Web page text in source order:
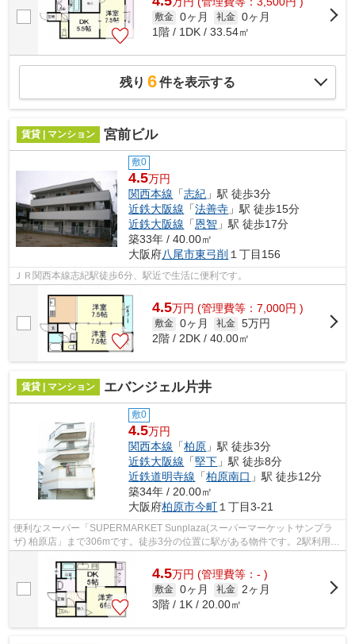
敷金 0ヶ月 礼金 0ヶ月
1階 / 1DK / 33.54㎡
残り 6件を表示する
賃貸 | マンション 宮前ビル
敷0
4.5万円
関西本線 「志紀 」駅 徒歩3分
近鉄大阪線 「法善寺 」駅 徒歩15分
近鉄大阪線 「恩智 」駅 徒歩17分
築33年 / 40.00㎡
大阪府八尾市東弓削 １丁目156
ＪＲ関西本線志紀駅徒歩6分、駅近で生活に便利です。
4.5万円 (管理費等：7,000円 )
敷金 0ヶ月 礼金 5万円
2階 / 2DK / 40.00㎡
賃貸 | マンション エバンジェル片井
敷0
4.5万円
関西本線 「柏原 」駅 徒歩3分
近鉄大阪線 「堅下 」駅 徒歩8分
近鉄道明寺線 「柏原南口 」駅 徒歩12分
築34年 / 20.00㎡
大阪府柏原市今町 １丁目3-21
便利なスーパー「SUPERMARKET Sunplaza(スーパーマーケットサンプラ
ザ) 柏原店」まで306mです。徒歩3分の位置に駅がある物件です。2駅利用で
きるので電車をよく使う方におすすめな物件...
4.5万円 (管理費等：- )
敷金 0ヶ月 礼金
2ヶ月
3階 / 1K / 20.00㎡